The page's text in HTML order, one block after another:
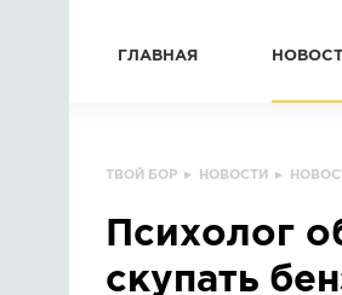
ГЛАВНАЯ
ТВОЙ БОР ▸ НОВОСТИ ▸
Психолог
скупать